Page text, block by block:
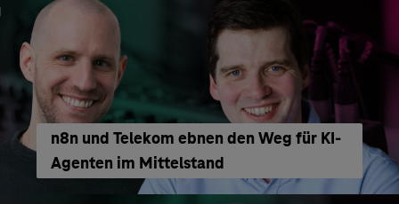
n8n und Telekom ebnen den Weg für KI-
Agenten im Mittelstand